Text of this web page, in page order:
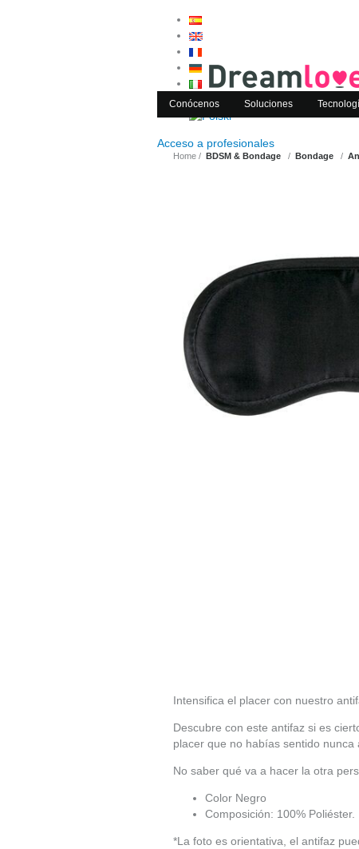
Acceso a profesionales
Conócenos Soluciones
Home BDSM & Bondage Bondage
Intensifica el placer con nuestro
Descubre con este antifaz si es
placer que no habías sentido nunca
No saber qué va a hacer la otra
Color Negro
Composición: 100% Poliéster.
*La foto es orientativa, el antifaz